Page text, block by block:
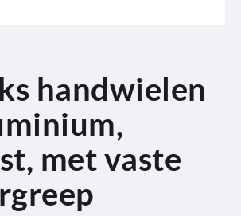
handwielen
met vaste